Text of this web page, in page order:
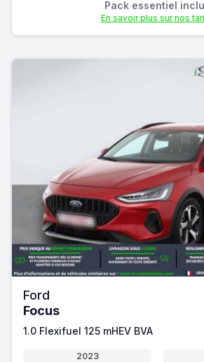
Pack essentiel
En savoir plus sur nos
Ford
Focus
1.0 Flexifuel 125 mHEV BVA
2023